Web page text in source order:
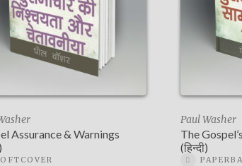
Assurance & Warnings
Paul Washer
The
(हिन्दी)